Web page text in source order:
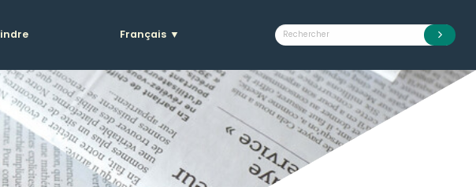
Français ▼